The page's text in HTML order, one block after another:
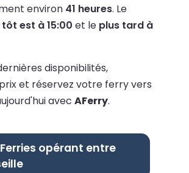
environ 41 heures. Le
est à 15:00 et le plus tard à
disponibilités,
et réservez votre ferry vers
avec AFerry.
opérant entre